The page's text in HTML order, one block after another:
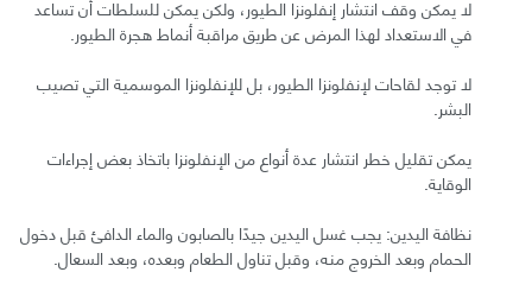
لا يمكن وقف انتشار إنفلونزا الطيور، ولكن يمكن للسلطات أن تساعد
في الاستعداد لهذا المرض عن طريق مراقبة أنماط هجرة الطيور.
لا توجد لقاحات لإنفلونزا الطيور، بل للإنفلونزا الموسمية التي تصيب
البشر.
يمكن تقليل خطر انتشار عدة أنواع من الإنفلونزا باتخاذ بعض إجراءات
الوقاية.
نظافة اليدين: يجب غسل اليدين جيدًا بالصابون والماء الدافئ قبل دخول
الحمام وبعد الخروج منه، وقبل تناول الطعام وبعده، وبعد السعال.